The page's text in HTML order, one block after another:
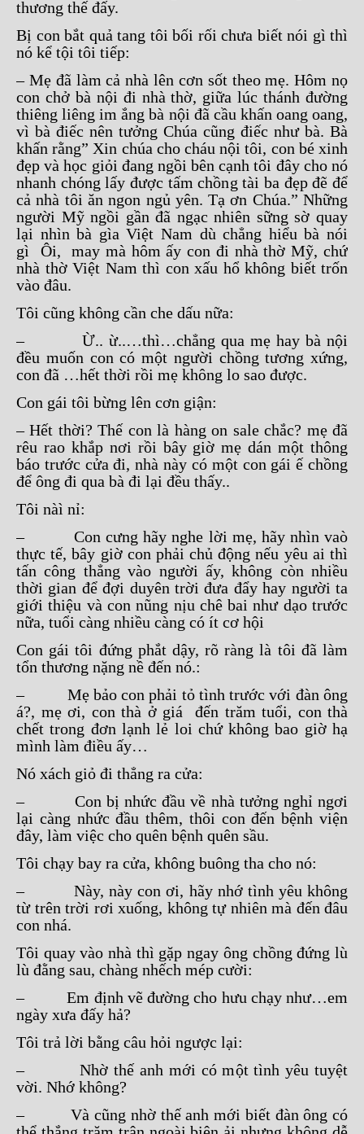
thương thế đấy.
Bị con bắt quả tang tôi bối rối chưa biết nói gì thì
nó kể tội tôi tiếp:
– Mẹ đã làm cả nhà lên cơn sốt theo mẹ. Hôm nọ
con chở bà nội đi nhà thờ, giữa lúc thánh đường
thiêng liêng im ắng bà nội đã cầu khấn oang oang,
vì bà điếc nên tưởng Chúa cũng điếc như bà. Bà
khấn rằng” Xin chúa cho cháu nội tôi, con bé xinh
đẹp và học giỏi đang ngồi bên cạnh tôi đây cho nó
nhanh chóng lấy được tấm chồng tài ba đẹp đẽ để
cả nhà tôi ăn ngon ngủ yên. Tạ ơn Chúa.” Những
người Mỹ ngồi gần đã ngạc nhiên sững sờ quay
lại nhìn bà gìa Việt Nam dù chẳng hiểu bà nói
gì Ôi, may mà hôm ấy con đi nhà thờ Mỹ, chứ
nhà thờ Việt Nam thì con xấu hổ không biết trốn
vào đâu.
Tôi cũng không cần che dấu nữa:
– Ừ.. ừ..…thì…chẳng qua mẹ hay bà nội
đều muốn con có một người chồng tương xứng,
con đã …hết thời rồi mẹ không lo sao được.
Con gái tôi bừng lên cơn giận:
– Hết thời? Thế con là hàng on sale chắc? mẹ đã
rêu rao khắp nơi rồi bây giờ mẹ dán một thông
báo trước cửa đi, nhà này có một con gái ế chồng
để ông đi qua bà đi lại đều thấy..
Tôi nàì nỉ:
– Con cưng hãy nghe lời mẹ, hãy nhìn vaò
thực tế, bây giờ con phải chủ động nếu yêu ai thì
tấn công thẳng vào người ấy, không còn nhiều
thời gian để đợi duyên trời đưa đẩy hay người ta
giới thiệu và con nũng nịu chê bai như dạo trước
nữa, tuổi càng nhiều càng có ít cơ hội
Con gái tôi đứng phắt dậy, rõ ràng là tôi đã làm
tổn thương nặng nề đến nó.:
– Mẹ bảo con phải tỏ tình trước với đàn ông
á?, mẹ ơi, con thà ở giá đến trăm tuổi, con thà
chết trong đơn lạnh lẻ loi chứ không bao giờ hạ
mình làm điều ấy…
Nó xách giỏ đi thẳng ra cửa:
– Con bị nhức đầu về nhà tưởng nghỉ ngơi
lại càng nhức đầu thêm, thôi con đến bệnh viện
đây, làm việc cho quên bệnh quên sầu.
Tôi chạy bay ra cửa, không buông tha cho nó:
– Này, này con ơi, hãy nhớ tình yêu không
từ trên trời rơi xuống, không tự nhiên mà đến đâu
con nhá.
Tôi quay vào nhà thì gặp ngay ông chồng đứng lù
lù đằng sau, chàng nhếch mép cười:
– Em định vẽ đường cho hưu chạy như…em
ngày xưa đấy hả?
Tôi trả lời bằng câu hỏi ngược lại:
– Nhờ thế anh mới có một tình yêu tuyệt
vời. Nhớ không?
– Và cũng nhờ thế anh mới biết đàn ông có